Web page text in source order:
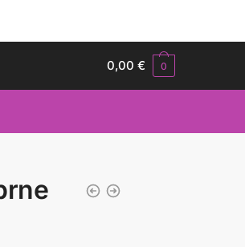
0,00€ 0